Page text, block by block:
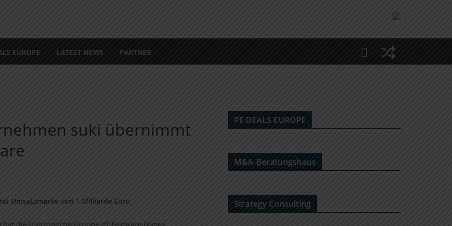
EUROPE LATEST NEWS PARTNER
suki übernimmt
Umsatzmarke von 1 Milliarde Euro
PE DEALS EUROPE
M&A-Beratungshaus
Strategy Consulting